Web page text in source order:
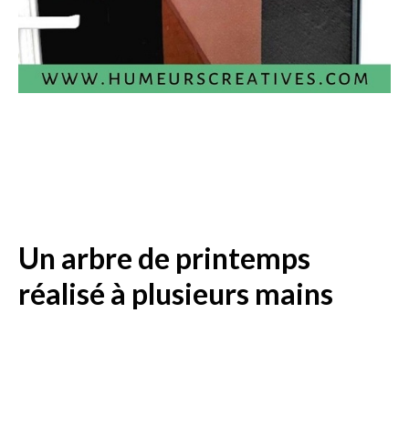
Un arbre de printemps
réalisé à plusieurs mains